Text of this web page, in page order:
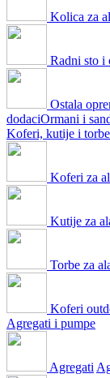
Kolica za
Radni sto i
Ostala
dodaciOrmani i
Koferi, kutije i
Koferi za
Kutije za
Torbe za
Koferi
Agregati i pumpe
Agregati